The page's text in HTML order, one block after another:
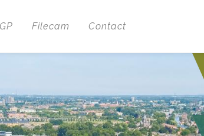
Filecam Contact